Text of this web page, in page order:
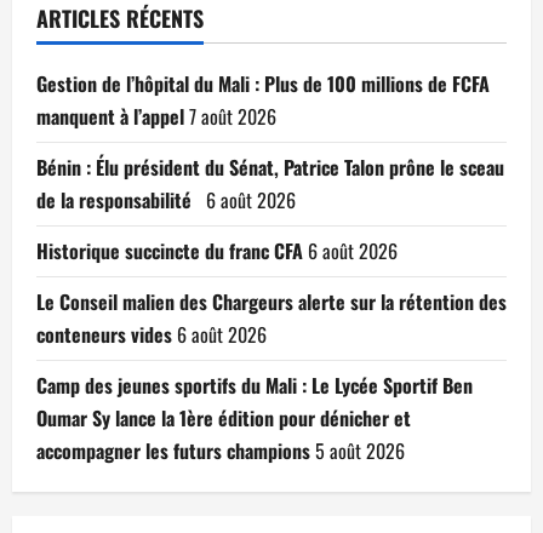
ARTICLES RÉCENTS
Gestion de l’hôpital du Mali : Plus de 100 millions de FCFA
manquent à l’appel7 août 2026
Bénin : Élu président du Sénat, Patrice Talon prône le sceau
de la responsabilité 6 août 2026
Historique succincte du franc CFA 6 août 2026
Le Conseil malien des Chargeurs alerte sur la rétention des
conteneurs vides 6 août 2026
Camp des jeunes sportifs du Mali : Le Lycée Sportif Ben
Oumar Sy lance la 1ère édition pour dénicher et
accompagner les futurs champions5 août 2026